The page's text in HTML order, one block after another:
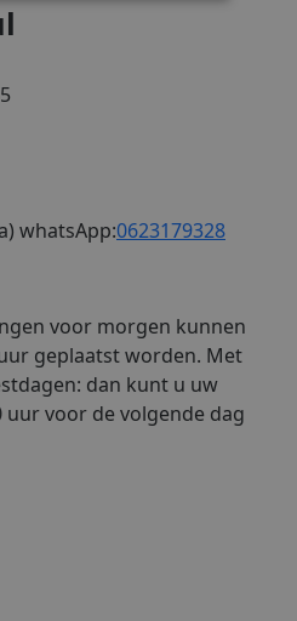
whatsApp:0623179328
voor morgen kunnen
geplaatst worden. Met
dan kunt u uw
voor de volgende dag
maken de
en accountbeheer. De
worden gebruikt zonder de
Aanbieder / Domein